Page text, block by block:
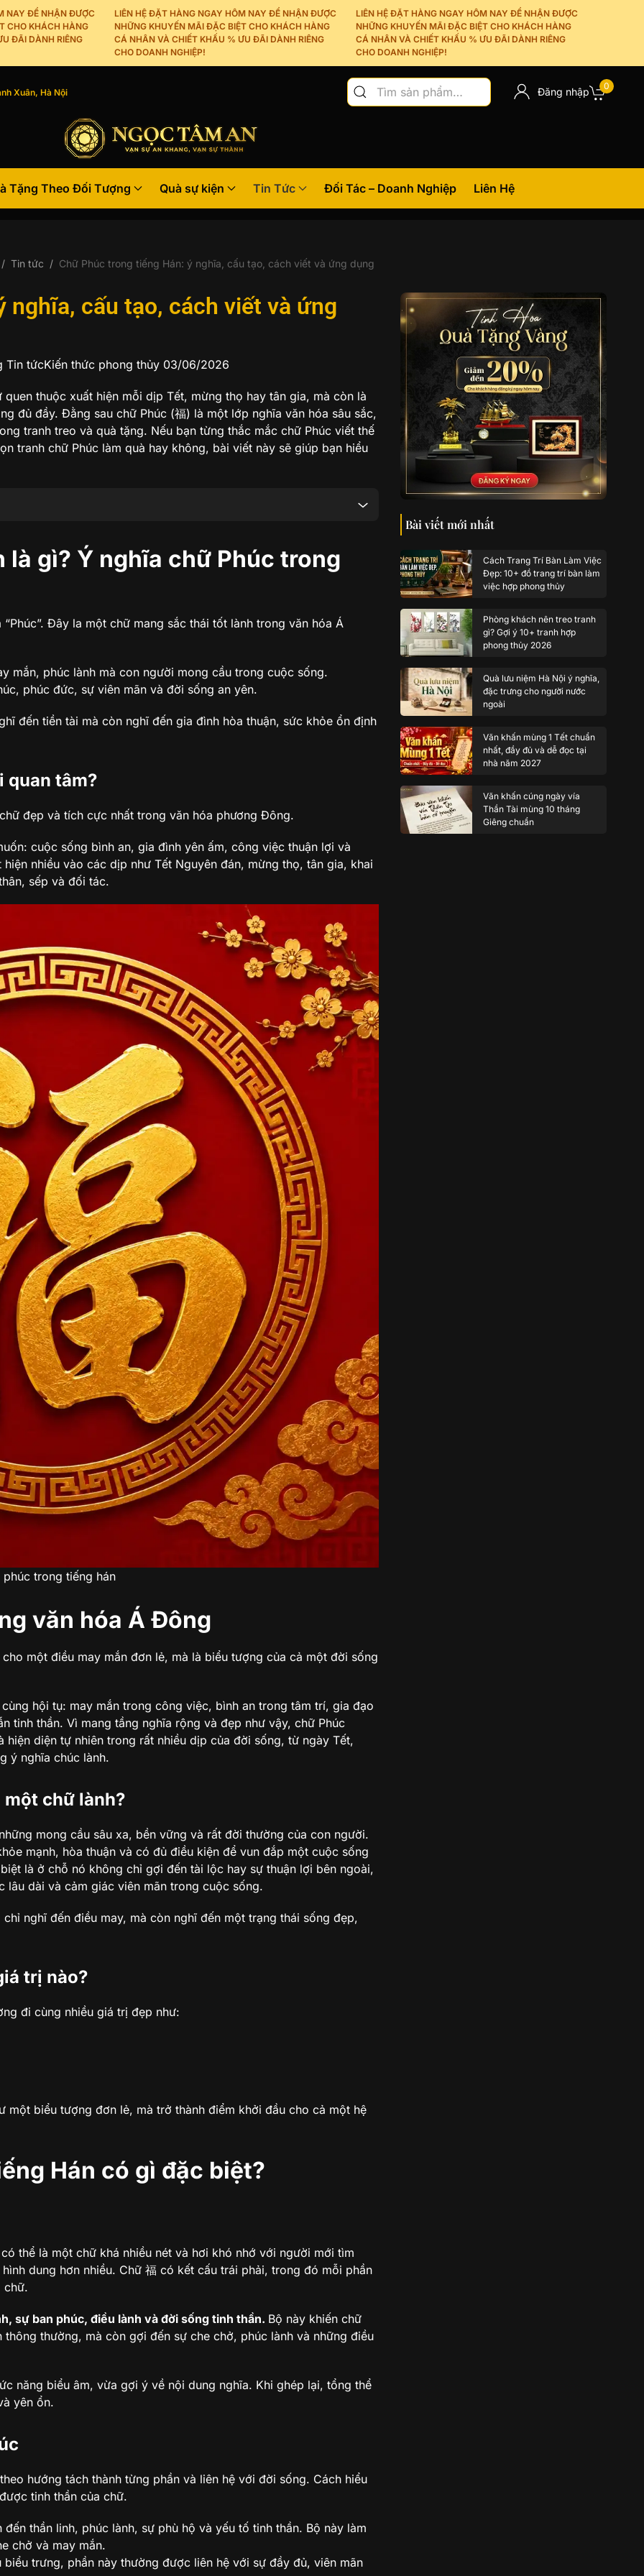
ĐỂ NHẬN ĐƯỢC
KHÁCH HÀNG
DÀNH RIÊNG
LIÊN HỆ ĐẶT HÀNG NGAY HÔM NAY ĐỂ NHẬN ĐƯỢC
NHỮNG KHUYẾN MÃI ĐẶC BIỆT CHO KHÁCH HÀNG
CÁ NHÂN VÀ CHIẾT KHẤU % ƯU ĐÃI DÀNH RIÊNG
CHO DOANH NGHIỆP!
LIÊN HỆ ĐẶT HÀNG NGAY HÔM NAY ĐỂ NHẬN ĐƯỢC
NHỮNG KHUYẾN MÃI ĐẶC BIỆT CHO KHÁCH HÀNG
CÁ NHÂN VÀ CHIẾT KHẤU % ƯU ĐÃI DÀNH RIÊNG
CHO DOANH NGHIỆP!
Tặng Theo Đối Tượng Quà sự kiện Tin Tức Đối Tác – Doanh Nghiệp Liên Hệ
Xuân, Hà Nội
Tìm
kiếm:
Đăng nhập 0
Tin tức Chữ Phúc trong tiếng Hán: ý nghĩa, cấu tạo, cách viết và ứng dụng
cấu tạo, cách viết và ứng
Tin tứcKiến thức phong thủy 03/06/2026
thuộc xuất hiện mỗi dịp Tết, mừng thọ hay tân gia, mà còn là
đủ đầy. Đằng sau chữ Phúc (福) là một lớp nghĩa văn hóa sâu sắc,
tranh treo và quà tặng. Nếu bạn từng thắc mắc chữ Phúc viết thế
tranh chữ Phúc làm quà hay không, bài viết này sẽ giúp bạn hiểu
là gì? Ý nghĩa chữ Phúc trong
Đây la một chữ mang sắc thái tốt lành trong văn hóa Á
mắn, phúc lành mà con người mong cầu trong cuộc sống.
phúc đức, sự viên mãn và đời sống an yên.
đến tiền tài mà còn nghĩ đến gia đình hòa thuận, sức khỏe ổn định
quan tâm?
đẹp và tích cực nhất trong văn hóa phương Đông.
cuộc sống bình an, gia đình yên ấm, công việc thuận lợi và
nhiều vào các dịp như Tết Nguyên đán, mừng thọ, tân gia, khai
sếp và đối tác.
phúc trong tiếng hán
văn hóa Á Đông
một điều may mắn đơn lẻ, mà là biểu tượng của cả một đời sống
hội tụ: may mắn trong công việc, bình an trong tâm trí, gia đạo
tinh thần. Vì mang tầng nghĩa rộng và đẹp như vậy, chữ Phúc
diện tự nhiên trong rất nhiều dịp của đời sống, từ ngày Tết,
ý nghĩa chúc lành.
chữ lành?
mong cầu sâu xa, bền vững và rất đời thường của con người.
mạnh, hòa thuận và có đủ điều kiện để vun đắp một cuộc sống
là ở chỗ nó không chỉ gợi đến tài lộc hay sự thuận lợi bên ngoài,
lâu dài và cảm giác viên mãn trong cuộc sống.
nghĩ đến điều may, mà còn nghĩ đến một trạng thái sống đẹp,
trị nào?
đi cùng nhiều giá trị đẹp như:
một biểu tượng đơn lẻ, mà trở thành điểm khởi đầu cho cả một hệ
Hán có gì đặc biệt?
thể là một chữ khá nhiều nét và hơi khó nhớ với người mới tìm
dung hơn nhiều. Chữ 福 có kết cấu trái phải, trong đó mỗi phần
chữ.
sự ban phúc, điều lành và đời sống tinh thần. Bộ này khiến chữ
thường, mà còn gợi đến sự che chở, phúc lành và những điều
năng biểu âm, vừa gợi ý về nội dung nghĩa. Khi ghép lại, tổng thể
yên ổn.
hướng tách thành từng phần và liên hệ với đời sống. Cách hiểu
tinh thần của chữ.
thần linh, phúc lành, sự phù hộ và yếu tố tinh thần. Bộ này làm
chở và may mắn.
biểu trưng, phần này thường được liên hệ với sự đầy đủ, viên mãn
Bài viết mới nhất
Cách Trang Trí Bàn Làm Việc
Đẹp: 10+ đồ trang trí bàn làm
việc hợp phong thủy
Phòng khách nên treo tranh
gì? Gợi ý 10+ tranh hợp
phong thủy 2026
Quà lưu niệm Hà Nội ý nghĩa,
đặc trưng cho người nước
ngoài
Văn khấn mùng 1 Tết chuẩn
nhất, đầy đủ và dễ đọc tại
nhà năm 2027
Văn khấn cúng ngày vía
Thần Tài mùng 10 tháng
Giêng chuẩn